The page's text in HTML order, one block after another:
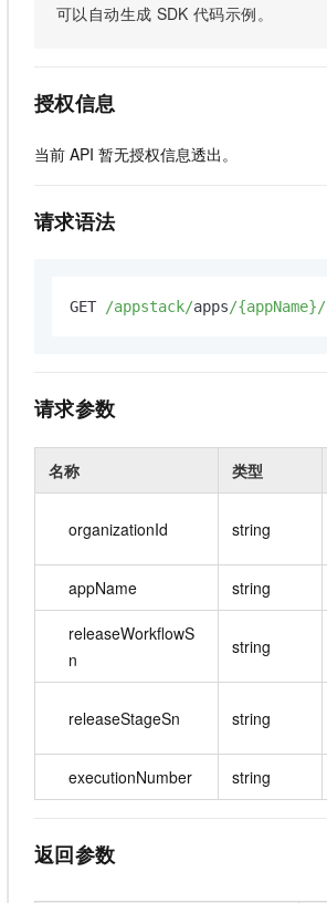
可以自动生成 SDK 代码示例。
授权信息
当前 API 暂无授权信息透出。
请求语法
GET /appstack/apps/{appName}/
请求参数
名称 类型
organizationId string
appName string
releaseWorkflowS
n
string
releaseStageSn string
executionNumber string
返回参数
视觉 Coding、空间感知、多模态思考等全面升级
大模型服务
千问AI平台-Token Plan NEW
千问AI平台-模型体验
新一代 AI 视频生成模型，深度适配广告营销等场景
大模型解决方案
快速部署 Dify，高效搭建 AI 应用
依托云原生高可用架构,实现Dify私有化部署
在企业官网、通讯软件中为客户提供 AI 客服
AI 产品 免费试用
140+云产品 免费试用
产品新客免费试用，最长12个月
大模型ACA认证体验
开发者生态解决方案
云开发大赛